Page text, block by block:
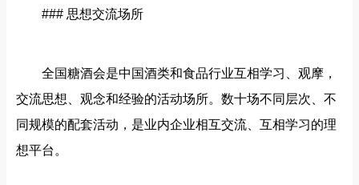
### 思想交流场所
全国糖酒会是中国酒类和食品行业互相学习、观摩，
交流思想、观念和经验的活动场所。数十场不同层次、不
同规模的配套活动，是业内企业相互交流、互相学习的理
想平台。